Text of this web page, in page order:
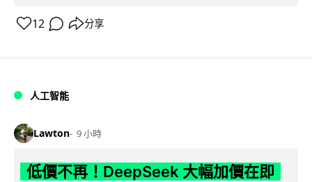
12 分享
人工智能
Lawton 9 小時
低價不再！DeepSeek 大幅加價在即